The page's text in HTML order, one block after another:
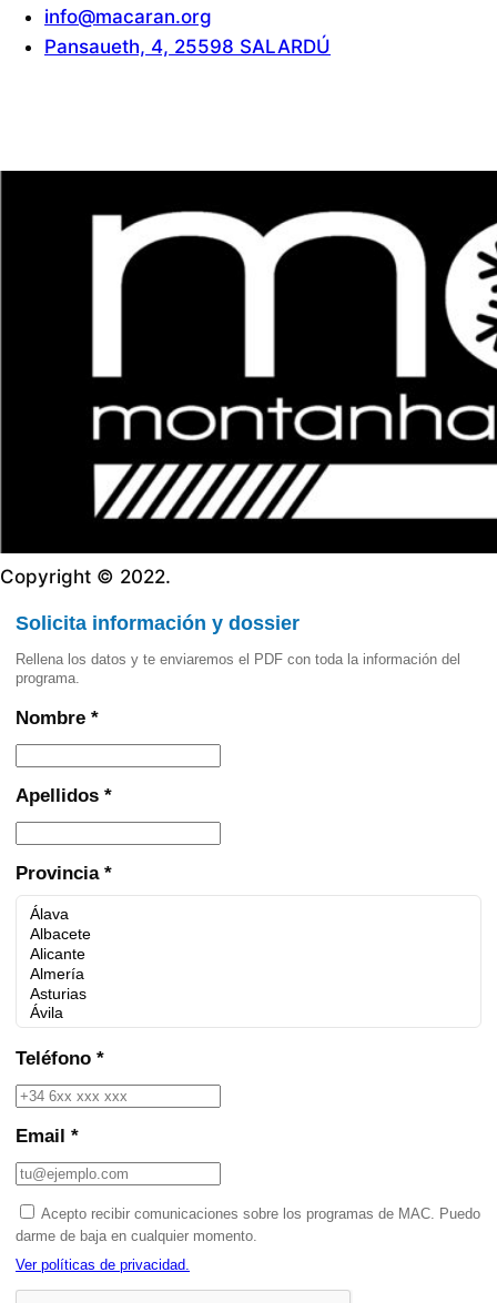
info@macaran.org
Pansaueth, 4, 25598 SALARDÚ
Copyright © 2022.
Solicita información y dossier
Rellena los datos y te enviaremos el PDF con toda la información del
programa.
Nombre *
Apellidos *
Provincia *
Teléfono *
Email *
Acepto recibir comunicaciones sobre los programas de MAC. Puedo
darme de baja en cualquier momento.
Ver políticas de privacidad.